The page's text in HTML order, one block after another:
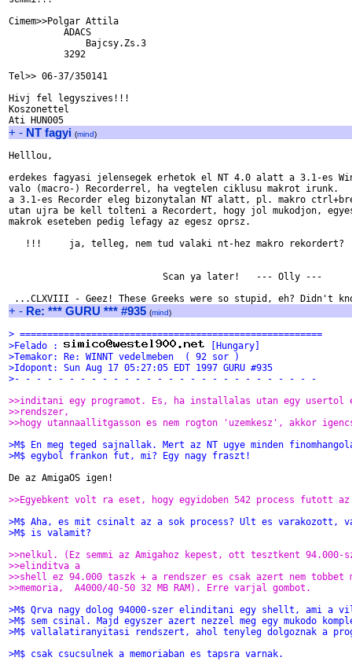
Cimem>>Polgar Attila
              Bajcsy.Zs.3
Tel>> 06-37/350141
Hivj fel legyszives!!!
Koszonettel
+ - NT fagyi (mind)
Helllou,
erdekes fagyasi jelensegek erhetok el NT 4.0 alatt a 3.1-es
valo (macro-) Recorderrel, ha vegtelen ciklusu makrot irunk.
a 3.1-es Recorder eleg bizonytalan NT alatt, pl. makro
utan ujra be kell tolteni a Recordert, hogy jol mukodjon,
makrok eseteben pedig lefagy az egesz oprsz.
!!!     ja, telleg, nem tud valaki nt-hez makro rekordert?
                            Scan ya later!   --- Olly ---
+ - Re: *** GURU *** #935 (mind)
> =======================================================
>Felado :
[Hungary]
>Temakor: Re: WINNT vedelmeben  ( 92 sor )
>Idopont: Sun Aug 17 05:27:05 EDT 1997 GURU #935
>- - - - - - - - - - - - - - - - - - - - - - - - - - - -
>>inditani egy programot. Es, ha installalas utan egy usertol
>>rendszer,
>>hogy utannaallitgasson es nem rogton 'uzemkesz', akkor
>M$ En meg teged sajnallak. Mert az NT ugye minden
>M$ egybol frankon fut, mi? Egy nagy fraszt!
De az AmigaOS igen!
>>Egyebkent volt ra eset, hogy egyidoben 542 process futott az
>M$ Aha, es mit csinalt az a sok process? Ult es varakozott,
>M$ is valamit?
>>nelkul. (Ez semmi az Amigahoz kepest, ott tesztkent
>>elinditva a
>>shell ez 94.000 taszk + a rendszer es csak azert nem
>>memoria,  A4000/40-50 32 MB RAM). Erre varjal gombot.
>M$ Qrva nagy dolog 94000-szer elinditani egy shellt, ami a
>M$ sem csinal. Majd egyszer azert nezzel meg egy mukodo
>M$ vallalatiranyitasi rendszert, ahol tenyleg dolgoznak a
>M$ csak csucsulnek a memoriaban es tapsra varnak.